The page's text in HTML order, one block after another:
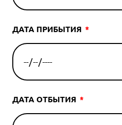
ДАТА ПРИБЫТИЯ
ДАТА ОТБЫТИЯ